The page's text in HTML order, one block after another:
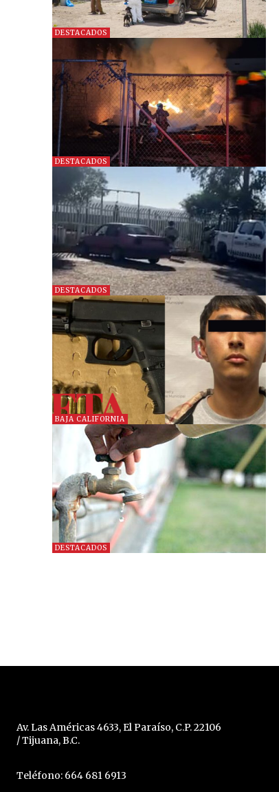
DESTACADOS
DESTACADOS
DESTACADOS
BAJA CALIFORNIA
DESTACADOS
Av. Las Américas 4633, El Paraíso, C.P. 22106
/ Tijuana, B.C.
Teléfono: 664 681 6913